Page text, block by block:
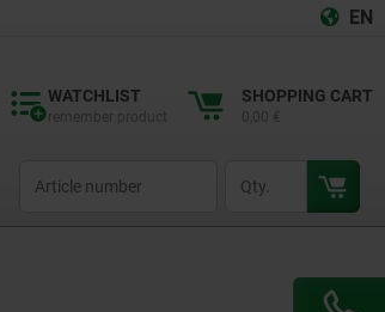
EN
WATCHLIST SHOPPING CART